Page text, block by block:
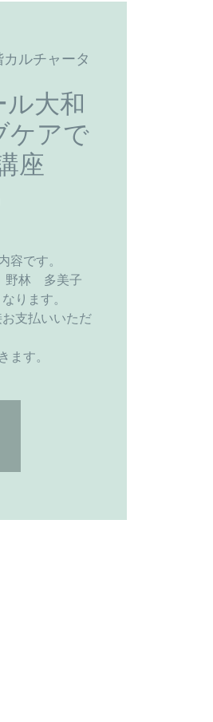
ルチャータ
大和
ケアで
座
です。
野林 多美子
ります。
支払いいただ
す。